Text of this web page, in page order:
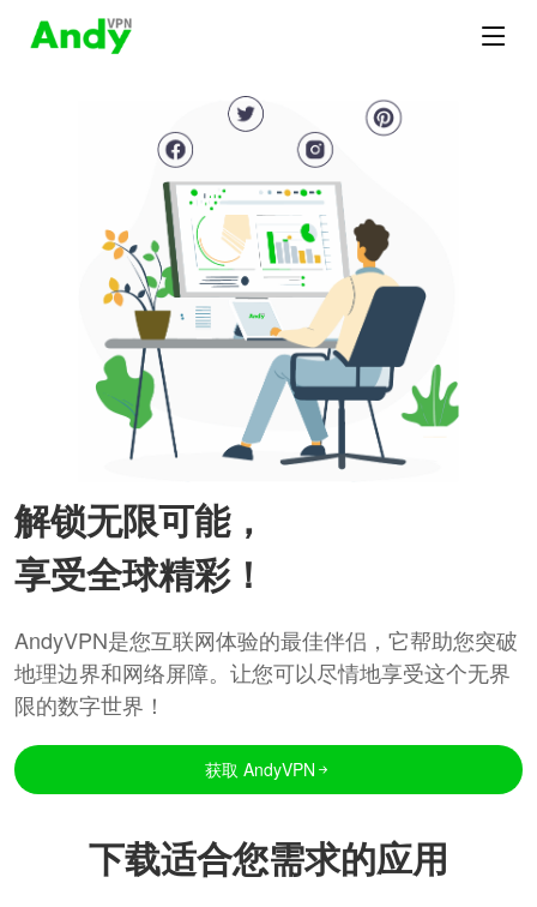
解锁无限可能，
享受全球精彩！
AndyVPN是您互联网体验的最佳伴侣，它帮助您突破
地理边界和网络屏障。让您可以尽情地享受这个无界
限的数字世界！
获取 AndyVPN
下载适合您需求的应用